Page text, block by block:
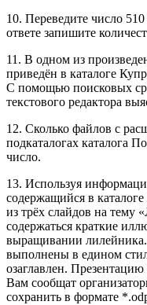
10. Переведите число
ответе запишите
11. В одном из
приведён в каталоге
С помощью поисковых
текстового редактора
12. Сколько файлов с
подкаталогах каталога
число.
13. Используя
содержащийся в
из трёх слайдов на
содержаться краткие
выращивании
выполнены в едином
озаглавлен.
Вам сообщат
сохранить в формате